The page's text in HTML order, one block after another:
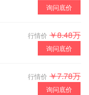
询问底价
行情价 ￥8.48万
询问底价
行情价 ￥7.78万
询问底价